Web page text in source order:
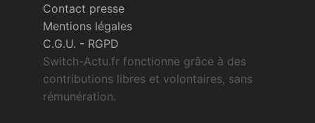
Contact presse
Mentions légales
C.G.U. - RGPD
Switch-Actu.fr fonctionne grâce à des
contributions libres et volontaires, sans
rémunération.